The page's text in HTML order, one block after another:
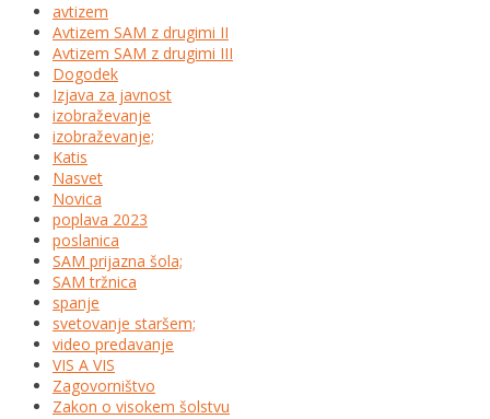
avtizem
Avtizem SAM z drugimi II
Avtizem SAM z drugimi III
Dogodek
Izjava za javnost
izobraževanje
izobraževanje;
Katis
Nasvet
Novica
poplava 2023
poslanica
SAM prijazna šola;
SAM tržnica
spanje
svetovanje staršem;
video predavanje
VIS A VIS
Zagovorništvo
Zakon o visokem šolstvu